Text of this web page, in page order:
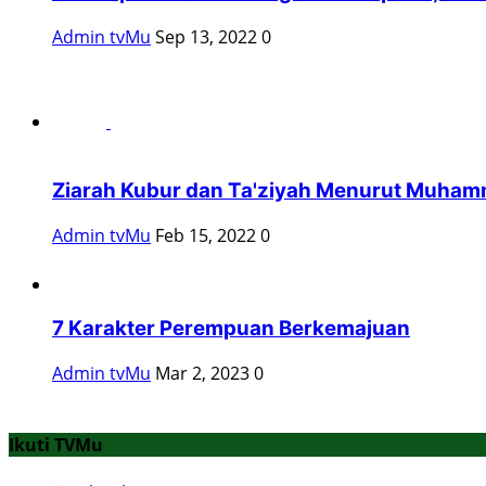
Admin tvMu Sep 13, 20220
Ziarah Kubur dan Ta'ziyah Menurut
Admin tvMu Feb 15, 20220
7 Karakter Perempuan Berkemajuan
Admin tvMu Mar 2, 20230
Ikuti TVMu